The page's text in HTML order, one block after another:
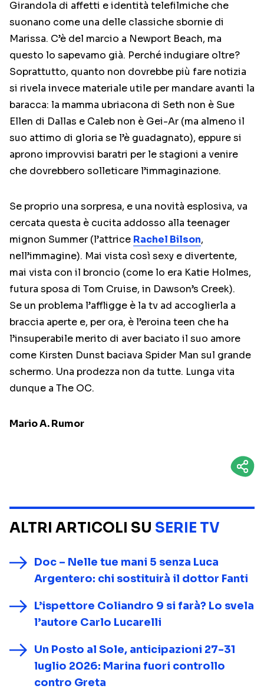
Girandola di affetti e identità telefilmiche che
suonano come una delle classiche sbornie di
Marissa. C’è del marcio a Newport Beach, ma
questo lo sapevamo già. Perché indugiare oltre?
Soprattutto, quanto non dovrebbe più fare notizia
si rivela invece materiale utile per mandare avanti la
baracca: la mamma ubriacona di Seth non è Sue
Ellen di Dallas e Caleb non è Gei-Ar (ma almeno il
suo attimo di gloria se l’è guadagnato), eppure si
aprono improvvisi baratri per le stagioni a venire
che dovrebbero solleticare l’immaginazione.
Se proprio una sorpresa, e una novità esplosiva, va
cercata questa è cucita addosso alla teenager
mignon Summer (l’attrice Rachel Bilson,
nell’immagine). Mai vista così sexy e divertente,
mai vista con il broncio (come lo era Katie Holmes,
futura sposa di Tom Cruise, in Dawson’s Creek).
Se un problema l’affligge è la tv ad accoglierla a
braccia aperte e, per ora, è l’eroina teen che ha
l’insuperabile merito di aver baciato il suo amore
come Kirsten Dunst baciava Spider Man sul grande
schermo. Una prodezza non da tutte. Lunga vita
dunque a The OC.
Mario A. Rumor
ALTRI ARTICOLI SU SERIE TV
Doc – Nelle tue mani 5 senza Luca
Argentero: chi sostituirà il dottor Fanti
L’ispettore Coliandro 9 si farà? Lo svela
l’autore Carlo Lucarelli
Un Posto al Sole, anticipazioni 27-31
luglio 2026: Marina fuori controllo
contro Greta